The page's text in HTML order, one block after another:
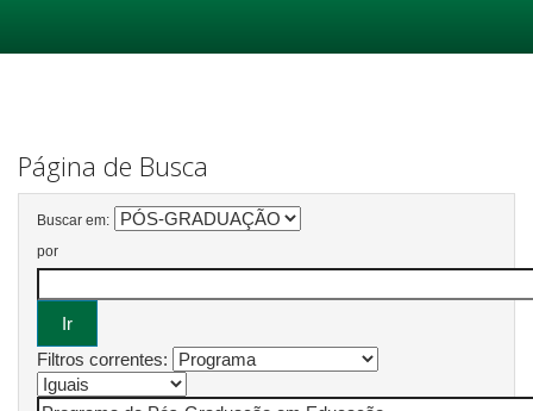
Página de Busca
Buscar em:
por
Filtros correntes: